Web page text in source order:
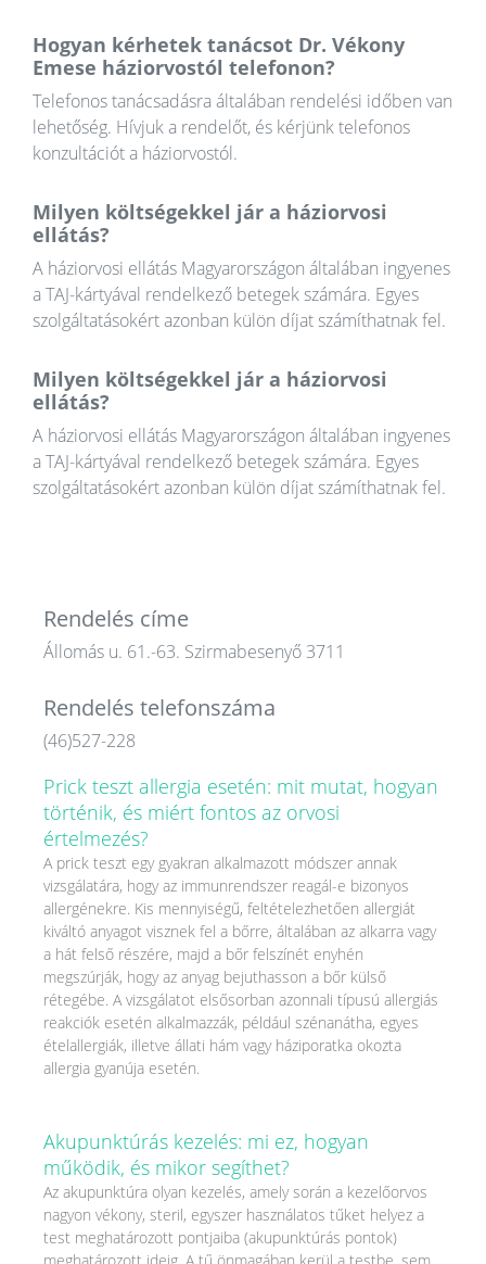
Hogyan kérhetek tanácsot Dr. Vékony
Emese háziorvostól telefonon?
Telefonos tanácsadásra általában rendelési időben van
lehetőség. Hívjuk a rendelőt, és kérjünk telefonos
konzultációt a háziorvostól.
Milyen költségekkel jár a háziorvosi
ellátás?
A háziorvosi ellátás Magyarországon általában ingyenes
a TAJ-kártyával rendelkező betegek számára. Egyes
szolgáltatásokért azonban külön díjat számíthatnak fel.
Milyen költségekkel jár a háziorvosi
ellátás?
A háziorvosi ellátás Magyarországon általában ingyenes
a TAJ-kártyával rendelkező betegek számára. Egyes
szolgáltatásokért azonban külön díjat számíthatnak fel.
Rendelés címe
Állomás u. 61.-63. Szirmabesenyő 3711
Rendelés telefonszáma
(46)527-228
Prick teszt allergia esetén: mit mutat, hogyan
történik, és miért fontos az orvosi
értelmezés?
A prick teszt egy gyakran alkalmazott módszer annak
vizsgálatára, hogy az immunrendszer reagál-e bizonyos
allergénekre. Kis mennyiségű, feltételezhetően allergiát
kiváltó anyagot visznek fel a bőrre, általában az alkarra vagy
a hát felső részére, majd a bőr felszínét enyhén
megszúrják, hogy az anyag bejuthasson a bőr külső
rétegébe. A vizsgálatot elsősorban azonnali típusú allergiás
reakciók esetén alkalmazzák, például szénanátha, egyes
ételallergiák, illetve állati hám vagy háziporatka okozta
allergia gyanúja esetén.
Akupunktúrás kezelés: mi ez, hogyan
működik, és mikor segíthet?
Az akupunktúra olyan kezelés, amely során a kezelőorvos
nagyon vékony, steril, egyszer használatos tűket helyez a
test meghatározott pontjaiba (akupunktúrás pontok)